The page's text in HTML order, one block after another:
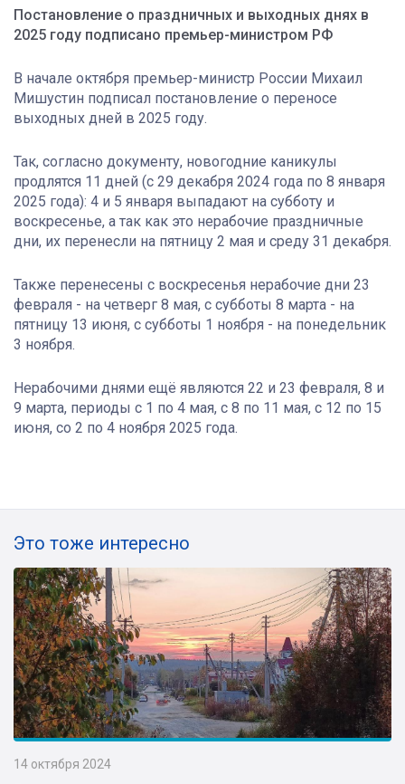
Постановление о праздничных и выходных днях в
2025 году подписано премьер-министром РФ
В начале октября премьер-министр России Михаил
Мишустин подписал постановление о переносе
выходных дней в 2025 году.
Так, согласно документу, новогодние каникулы
продлятся 11 дней (с 29 декабря 2024 года по 8 января
2025 года): 4 и 5 января выпадают на субботу и
воскресенье, а так как это нерабочие праздничные
дни, их перенесли на пятницу 2 мая и среду 31 декабря.
Также перенесены с воскресенья нерабочие дни 23
февраля - на четверг 8 мая, с субботы 8 марта - на
пятницу 13 июня, с субботы 1 ноября - на понедельник
3 ноября.
Нерабочими днями ещё являются 22 и 23 февраля, 8 и
9 марта, периоды с 1 по 4 мая, с 8 по 11 мая, с 12 по 15
июня, со 2 по 4 ноября 2025 года.
Это тоже интересно
14 октября 2024